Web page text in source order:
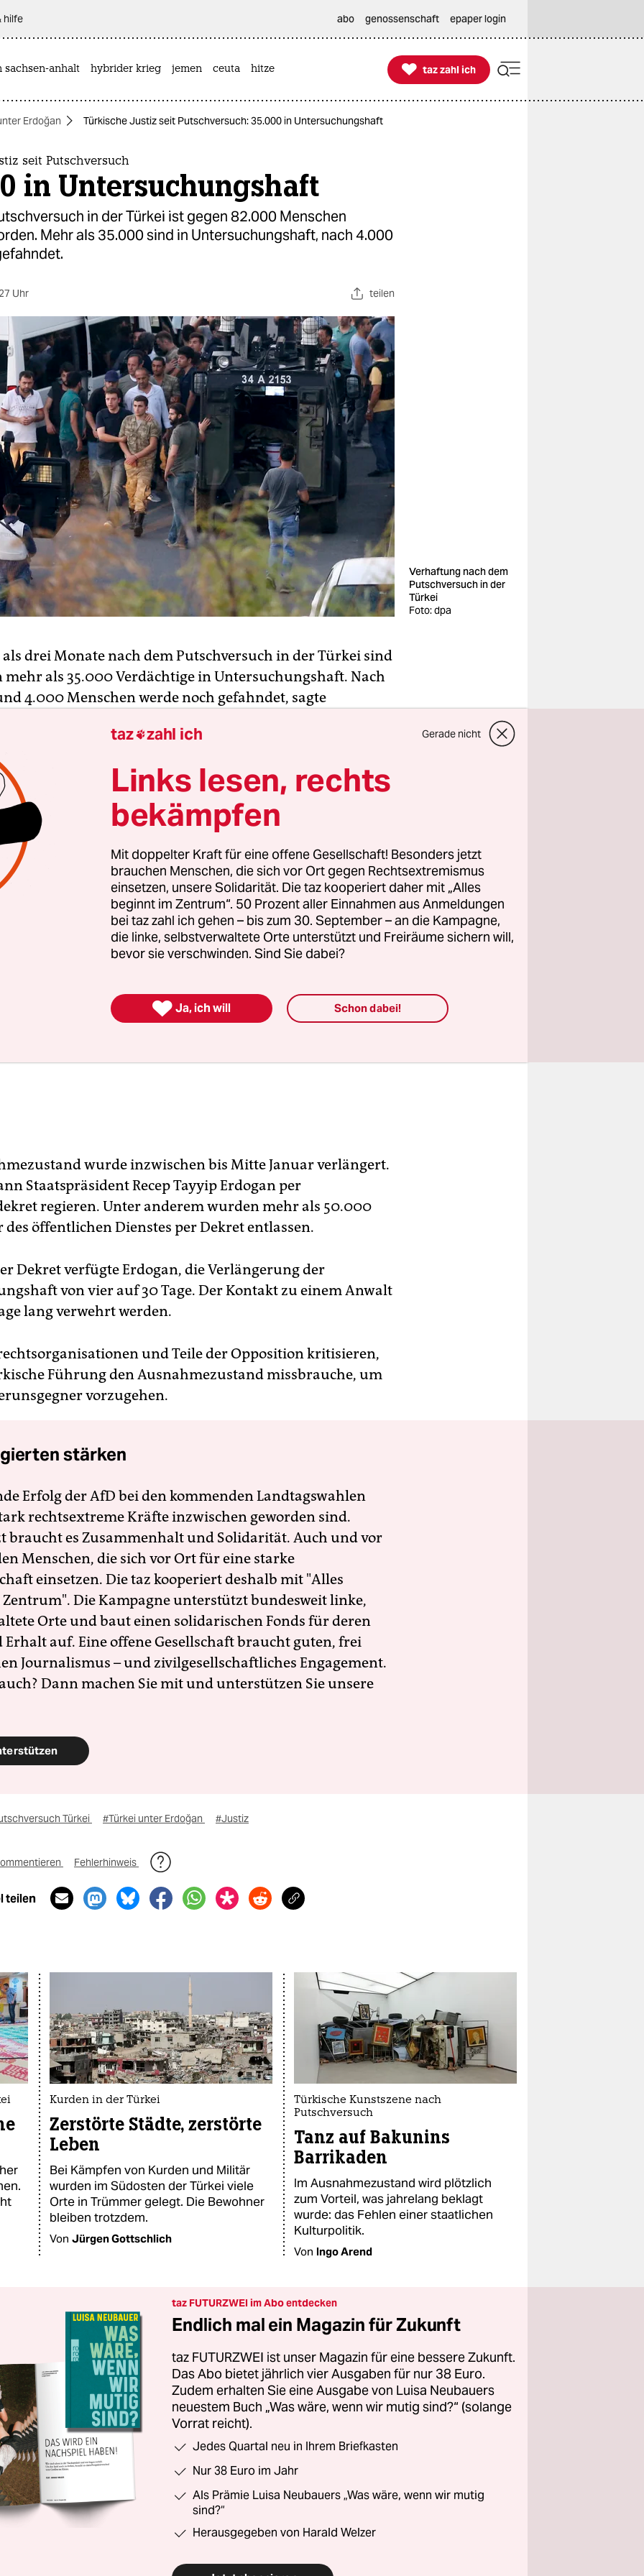
hilfe abo genossenschaft epaper login
sachsen-anhalt hybrider krieg jemen ceuta hitze 
taz zahl ich
taz zahl ich
Erdoğan Türkische Justiz seit Putschversuch: 35.000 in Untersuchungshaft
seit Putschversuch
in Untersuchungshaft
in der Türkei ist gegen 82.000 Menschen
Mehr als 35.000 sind in Untersuchungshaft, nach 4.000
Uhr teilen
Verhaftung nach dem
Putschversuch in der
Türkei
Foto: dpa
drei Monate nach dem Putschversuch in der Türkei sind
mehr als 35.000 Verdächtige in Untersuchungshaft. Nach
4.000 Menschen werde noch gefahndet, sagte
westtürkischen Stadt Afyonkarahisar. Seit dem
von Mitte Juli sei gegen 82.000 Menschen ermittelt
macht die Bewegung des in den USA lebenden Predigers
für den gescheiterten Putsch verantwortlich und geht
mutmaßliche Anhänger vor.
wurde inzwischen bis Mitte Januar verlängert.
Staatspräsident Recep Tayyip Erdogan per
regieren. Unter anderem wurden mehr als 50.000
öffentlichen Dienstes per Dekret entlassen.
Dekret verfügte Erdogan, die Verlängerung der
von vier auf 30 Tage. Der Kontakt zu einem Anwalt
lang verwehrt werden.
und Teile der Opposition kritisieren,
Führung den Ausnahmezustand missbrauche, um
vorzugehen.
stärken
Erfolg der AfD bei den kommenden Landtagswahlen
rechtsextreme Kräfte inzwischen geworden sind.
braucht es Zusammenhalt und Solidarität. Auch und vor
Menschen, die sich vor Ort für eine starke
einsetzen. Die taz kooperiert deshalb mit "Alles
Die Kampagne unterstützt bundesweit linke,
Orte und baut einen solidarischen Fonds für deren
Erhalt auf. Eine offene Gesellschaft braucht guten, frei
Journalismus – und zivilgesellschaftliches Engagement.
Dann machen Sie mit und unterstützen Sie unsere
Türkei #Türkei unter Erdoğan #Justiz
Fehlerhinweis
teilen
Kurden in der Türkei
Zerstörte Städte, zerstörte
Leben
Bei Kämpfen von Kurden und Militär
wurden im Südosten der Türkei viele
Orte in Trümmer gelegt. Die Bewohner
bleiben trotzdem.
Von Jürgen Gottschlich
Türkische Kunstszene nach
Putschversuch
Tanz auf Bakunins
Barrikaden
Im Ausnahmezustand wird plötzlich
zum Vorteil, was jahrelang beklagt
wurde: das Fehlen einer staatlichen
Kulturpolitik.
Von Ingo Arend
taz FUTURZWEI im Abo entdecken
Endlich mal ein Magazin für Zukunft
taz FUTURZWEI ist unser Magazin für eine bessere Zukunft.
Das Abo bietet jährlich vier Ausgaben für nur 38 Euro.
Zudem erhalten Sie eine Ausgabe von Luisa Neubauers
neuestem Buch „Was wäre, wenn wir mutig sind?“ (solange
Vorrat reicht).
Jedes Quartal neu in Ihrem Briefkasten
Nur 38 Euro im Jahr
Als Prämie Luisa Neubauers „Was wäre, wenn wir mutig
sind?“
Herausgegeben von Harald Welzer
taz zahl ich Gerade nicht
Links lesen, rechts
bekämpfen
Mit doppelter Kraft für eine offene Gesellschaft! Besonders jetzt
brauchen Menschen, die sich vor Ort gegen Rechtsextremismus
einsetzen, unsere Solidarität. Die taz kooperiert daher mit „Alles
beginnt im Zentrum“. 50 Prozent aller Einnahmen aus Anmeldungen
bei taz zahl ich gehen – bis zum 30. September – an die Kampagne,
die linke, selbstverwaltete Orte unterstützt und Freiräume sichern will,
bevor sie verschwinden. Sind Sie dabei?
 Ja, ich will Schon dabei!